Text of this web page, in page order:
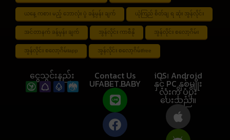
ယနေ့ ကစား မည့် ဘောလုံး ပွဲ ခန့်မှန်း ချက် ယုံကြည် စိတ်ချ ရ ဆုံး အွန်လိုင်း
အင်တာနက် ခန့်မှန်း ချက် အွန်လိုင်း ကာစီနို အွန်လိုင်း စလော့ဂိမ်း
အွန်လိုင်း စလော့ဂိမ်းapp အွန်လိုင်း စလော့ဂိမ်းfree
ငွေသွင်းနည်း Contact Us
UFABET.BABY
iOS၊ Android
နှင့် PC နှစ်မျိုး
လုံးကို ပံ့ပိုး
ပေးသည်။